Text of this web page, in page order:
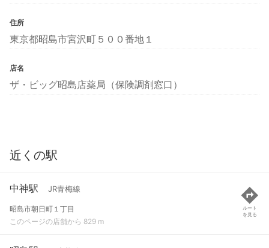
住所
東京都昭島市宮沢町５００番地１
店名
ザ・ビッグ昭島店薬局（保険調剤窓口）
近くの駅
中神駅 JR青梅線
昭島市朝日町１丁目
このページの店舗から 829 m
ルート
を見る